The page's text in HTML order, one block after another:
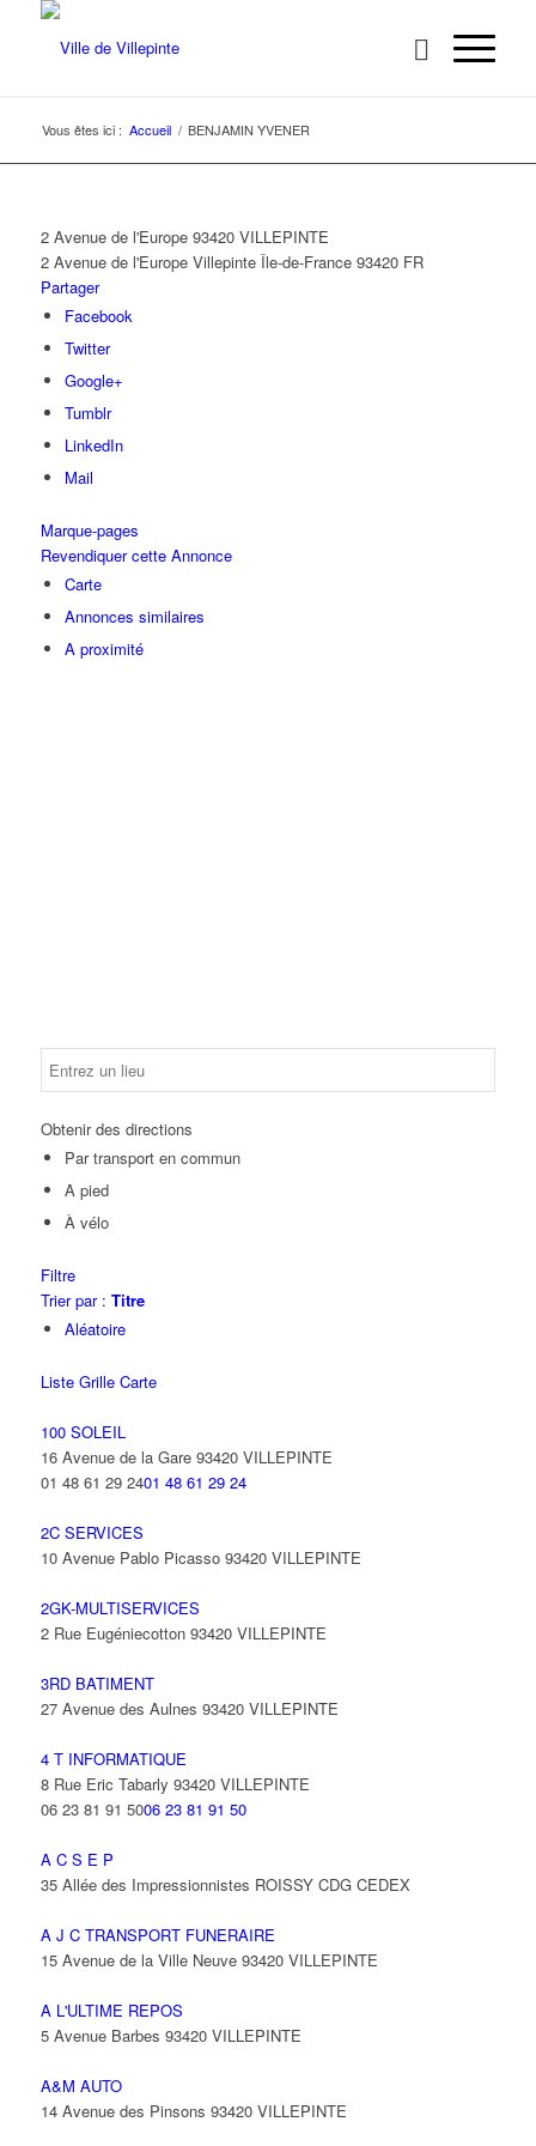
Vous êtes ici : Accueil / BENJAMIN YVENER
2 Avenue de l'Europe 93420 VILLEPINTE
2 Avenue de l'Europe Villepinte Île-de-France 93420 FR
Partager
Facebook
Twitter
Google+
Tumblr
LinkedIn
Mail
Marque-pages
Revendiquer cette Annonce
Carte
Annonces similaires
A proximité
Obtenir des directions
Par transport en commun
A pied
À vélo
Filtre
Trier par : Titre
Aléatoire
Liste Grille Carte
100 SOLEIL
16 Avenue de la Gare 93420 VILLEPINTE
01 48 61 29 2401 48 61 29 24
2C SERVICES
10 Avenue Pablo Picasso 93420 VILLEPINTE
2GK-MULTISERVICES
2 Rue Eugéniecotton 93420 VILLEPINTE
3RD BATIMENT
27 Avenue des Aulnes 93420 VILLEPINTE
4 T INFORMATIQUE
8 Rue Eric Tabarly 93420 VILLEPINTE
06 23 81 91 5006 23 81 91 50
A C S E P
35 Allée des Impressionnistes ROISSY CDG CEDEX
A J C TRANSPORT FUNERAIRE
15 Avenue de la Ville Neuve 93420 VILLEPINTE
A L'ULTIME REPOS
5 Avenue Barbes 93420 VILLEPINTE
A&M AUTO
14 Avenue des Pinsons 93420 VILLEPINTE